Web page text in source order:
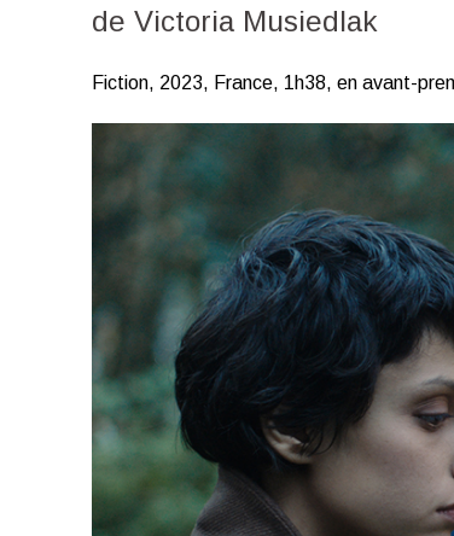
de Victoria Musiedlak
Fiction, 2023, France, 1h38, en avant-